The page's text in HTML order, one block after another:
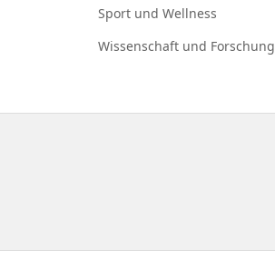
Sport und Wellness
Wissenschaft und Forschung